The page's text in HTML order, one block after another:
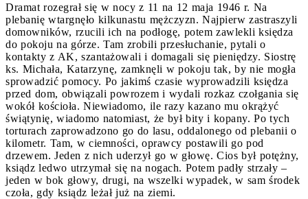
Dramat rozegrał się w nocy z 11 na 12 maja 1946 r. Na
plebanię wtargnęło kilkunastu mężczyzn. Najpierw zastraszyli
domowników, rzucili ich na podłogę, potem zawlekli księdza
do pokoju na górze. Tam zrobili przesłuchanie, pytali o
kontakty z AK, szantażowali i domagali się pieniędzy. Siostrę
ks. Michała, Katarzynę, zamknęli w pokoju tak, by nie mogła
sprowadzić pomocy. Po jakimś czasie wyprowadzili księdza
przed dom, obwiązali powrozem i wydali rozkaz czołgania się
wokół kościoła. Niewiadomo, ile razy kazano mu okrążyć
świątynię, wiadomo natomiast, że był bity i kopany. Po tych
torturach zaprowadzono go do lasu, oddalonego od plebanii o
kilometr. Tam, w ciemności, oprawcy postawili go pod
drzewem. Jeden z nich uderzył go w głowę. Cios był potężny,
ksiądz ledwo utrzymał się na nogach. Potem padły strzały –
jeden w bok głowy, drugi, na wszelki wypadek, w sam środek
czoła, gdy ksiądz leżał już na ziemi.